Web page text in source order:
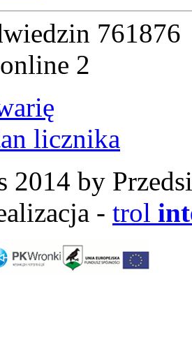
761876
2
licznika
2014 by
- trol